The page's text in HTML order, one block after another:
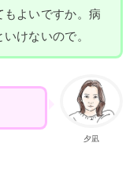
よいですか。病
けないので。
夕凪